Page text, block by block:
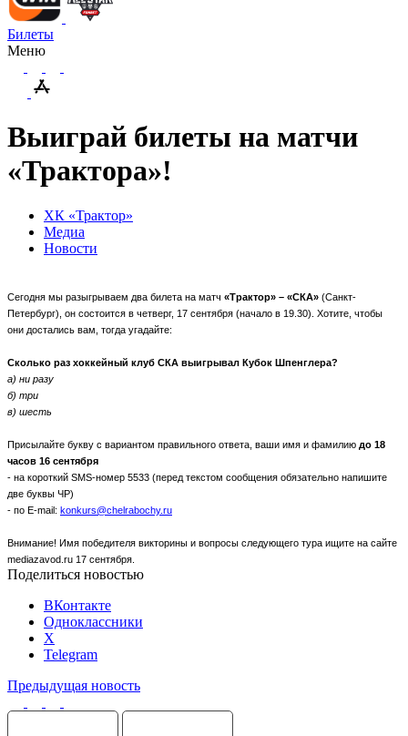
Билеты
Меню
Выиграй билеты на матчи
«Трактора»!
ХК «Трактор»
Медиа
Новости
Сегодня мы разыгрываем два билета на матч «Трактор» – «СКА» (Санкт-
Петербург), он состоится в четверг, 17 сентября (начало в 19.30). Хотите, чтобы
они достались вам, тогда угадайте:
Сколько раз хоккейный клуб СКА выигрывал Кубок Шпенглера?
а) ни разу
б) три
в) шесть
Присылайте букву с вариантом правильного ответа, ваши имя и фамилию до 18
часов 16 сентября
- на короткий SMS-номер 5533 (перед текстом сообщения обязательно напишите
две буквы ЧР)
- по E-mail: konkurs@chelrabochy.ru
Внимание! Имя победителя викторины и вопросы следующего тура ищите на сайте
mediazavod.ru 17 сентября.
Поделиться новостью
ВКонтакте
Одноклассники
X
Telegram
Предыдущая новость